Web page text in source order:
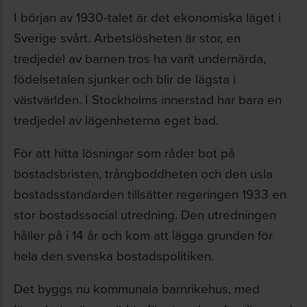
I början av 1930-talet är det ekonomiska läget i
Sverige svårt. Arbetslösheten är stor, en
tredjedel av barnen tros ha varit undernärda,
födelsetalen sjunker och blir de lägsta i
västvärlden. I Stockholms innerstad har bara en
tredjedel av lägenheterna eget bad.
För att hitta lösningar som råder bot på
bostadsbristen, trångboddheten och den usla
bostadsstandarden tillsätter regeringen 1933 en
stor bostadssocial utredning. Den utredningen
håller på i 14 år och kom att lägga grunden för
hela den svenska bostadspolitiken.
Det byggs nu kommunala barnrikehus, med